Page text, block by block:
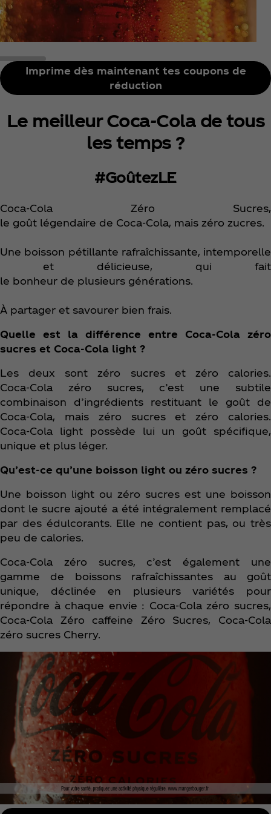
Imprime dès maintenant tes coupons de
réduction
Le meilleur Coca‑Cola de tous
les temps ?
#GoûtezLE
Coca‑Cola Zéro Sucres,
le goût légendaire de Coca‑Cola, mais zéro zucres.
Une boisson pétillante rafraîchissante, intemporelle
et délicieuse, qui fait
le bonheur de plusieurs générations.
À partager et savourer bien frais.​
Quelle est la différence entre Coca‑Cola zéro
sucres et Coca‑Cola light ?
Les deux sont zéro sucres et zéro calories.
Coca‑Cola zéro sucres, c’est une subtile
combinaison d’ingrédients restituant le goût de
Coca‑Cola, mais zéro sucres et zéro calories.
Coca‑Cola light possède lui un goût spécifique,
unique et plus léger.
Qu’est-ce qu’une boisson light ou zéro sucres ?
Une boisson light ou zéro sucres est une boisson
dont le sucre ajouté a été intégralement remplacé
par des édulcorants. Elle ne contient pas, ou très
peu de calories.
Coca‑Cola zéro sucres, c’est également une
gamme de boissons rafraîchissantes au goût
unique, déclinée en plusieurs variétés pour
répondre à chaque envie : Coca‑Cola zéro sucres,
Coca‑Cola Zéro caffeine Zéro Sucres, Coca‑Cola
zéro sucres Cherry.